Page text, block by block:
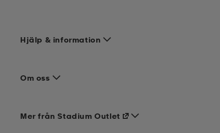
Hjälp & information
Om oss
Mer från Stadium Outlet